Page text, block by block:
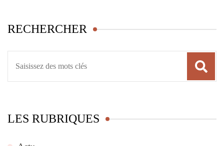
RECHERCHER
LES RUBRIQUES